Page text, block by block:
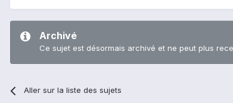
Archivé
Ce sujet est désormais archivé et ne peut plus
Aller sur la liste des sujets